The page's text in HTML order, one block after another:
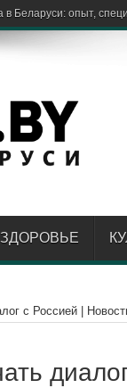
ЗДОРОВЬЕ
с Россией |